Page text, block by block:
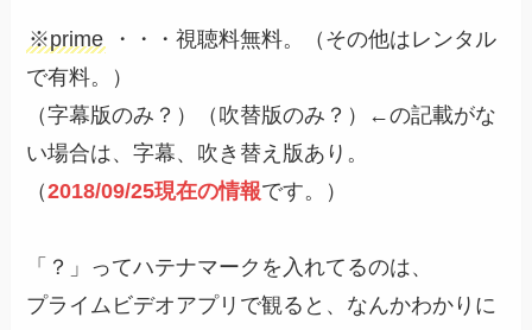
※prime
・・・視聴料無料。（その他はレンタル
で有料。）
（字幕版のみ？ ）（ 吹替版のみ？ ）←の記載がな
い場合は、字幕、吹き替え版あり 。
（2018/09/25現在の情報です。）
「？」ってハテナマークを入れてるのは、
プライムビデオアプリで観ると、なんかわかりに